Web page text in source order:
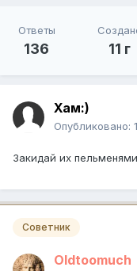
Ответы
136 11 г
Хам:)
Опубликовано:
Закидай их пельменями
Советник
Oldtoomuch